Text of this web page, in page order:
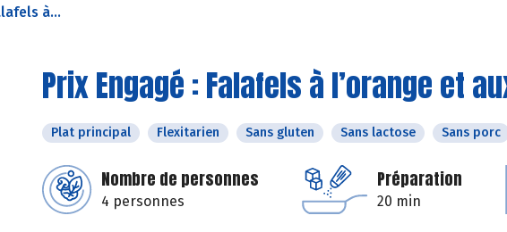
à...
Prix Engagé : Falafels à l’orange et
Plat principal Flexitarien Sans gluten Sans lactose Sans porc
Nombre de personnes
4 personnes
Préparation
20 min